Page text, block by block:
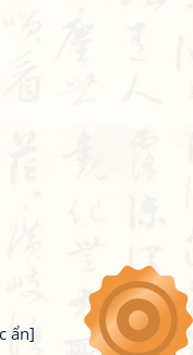
ẩn]